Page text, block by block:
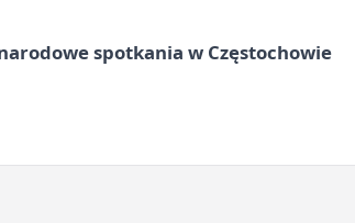
spotkania w Częstochowie